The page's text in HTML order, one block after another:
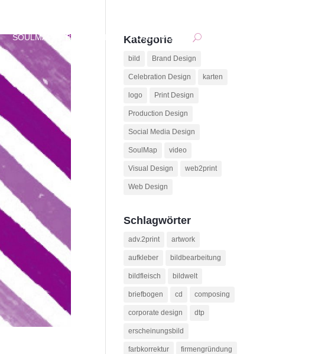
SOULMAP BACKOFFICE TOUCHPOINT
Kategorie
bild Brand Design
Celebration Design karten
logo Print Design
Production Design
Social Media Design
SoulMap video
Visual Design web2print
Web Design
Schlagwörter
adv.2print artwork
aufkleber bildbearbeitung
bildfleisch bildwelt
briefbogen cd composing
corporate design dtp
erscheinungsbild
farbkorrektur firmengründung